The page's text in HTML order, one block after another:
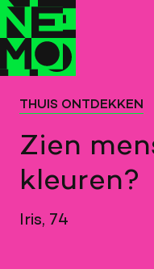
Terug
naar
home
Terug
naar
home
THUIS ONTDEKKEN
Zien
kleuren?
Iris, 74